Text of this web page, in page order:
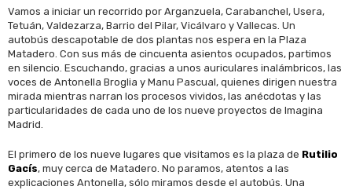
Vamos a iniciar un recorrido por Arganzuela, Carabanchel, Usera,
Tetuán, Valdezarza, Barrio del Pilar, Vicálvaro y Vallecas. Un
autobús descapotable de dos plantas nos espera en la Plaza
Matadero. Con sus más de cincuenta asientos ocupados, partimos
en silencio. Escuchando, gracias a unos auriculares inalámbricos, las
voces de Antonella Broglia y Manu Pascual, quienes dirigen nuestra
mirada mientras narran los procesos vividos, las anécdotas y las
particularidades de cada uno de los nueve proyectos de Imagina
Madrid.
El primero de los nueve lugares que visitamos es la plaza de Rutilio
Gacís, muy cerca de Matadero. No paramos, atentos a las
explicaciones Antonella, sólo miramos desde el autobús. Una